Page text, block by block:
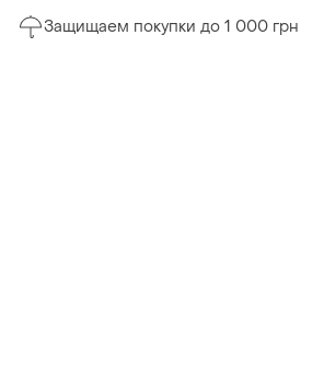
Защищаем покупки до 1 000 грн